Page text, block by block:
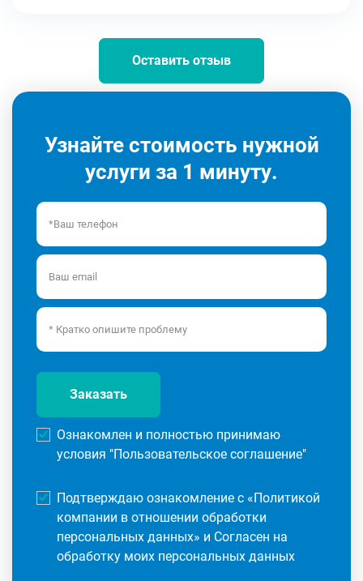
Оставить отзыв
Узнайте стоимость нужной
услуги за 1 минуту.
Заказать
Ознакомлен и полностью принимаю
условия "Пользовательское соглашение"
Подтверждаю ознакомление с «Политикой
компании в отношении обработки
персональных данных» и Согласен на
обработку моих персональных данных